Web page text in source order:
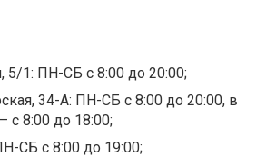
5/1: ПН-СБ с 8:00 до 20:00;
34-А: ПН-СБ с 8:00 до 20:00, в
с 8:00 до 18:00;
СБ с 8:00 до 19:00;